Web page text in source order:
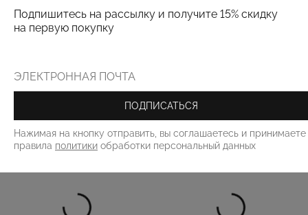
РЕКОМЕНДУЕМ
Подпишитесь на рассылку и получите 15% скидку
на первую покупку
ПОДПИСАТЬСЯ
Нажимая на кнопку отправить, вы соглашаетесь и принимаете
правила политики обработки персональный данных